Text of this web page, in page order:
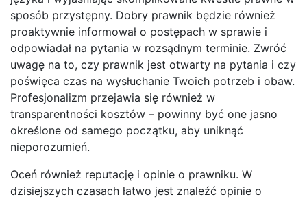
sposób przystępny. Dobry prawnik będzie również
proaktywnie informował o postępach w sprawie i
odpowiadał na pytania w rozsądnym terminie. Zwróć
uwagę na to, czy prawnik jest otwarty na pytania i czy
poświęca czas na wysłuchanie Twoich potrzeb i obaw.
Profesjonalizm przejawia się również w
transparentności kosztów – powinny być one jasno
określone od samego początku, aby uniknąć
nieporozumień.
Oceń również reputację i opinie o prawniku. W
dzisiejszych czasach łatwo jest znaleźć opinie o